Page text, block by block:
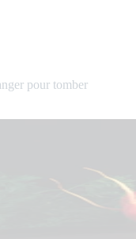
pour tomber